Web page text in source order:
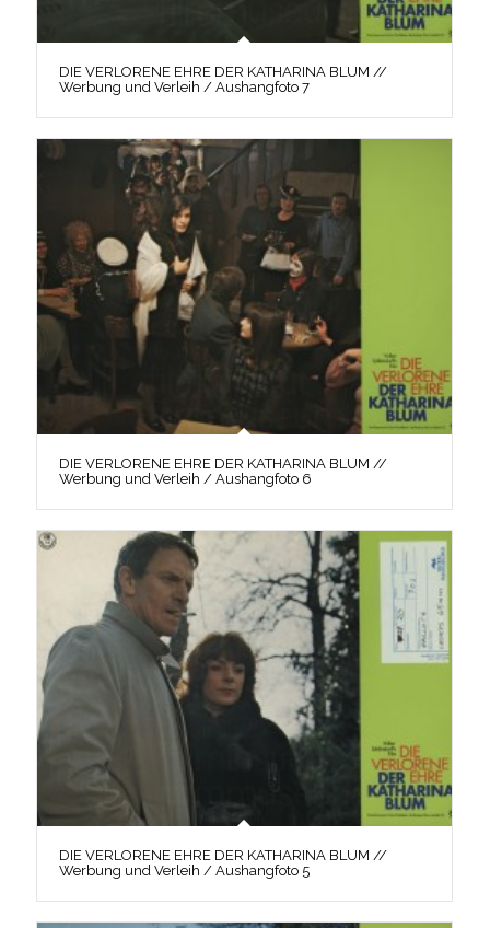
DIE VERLORENE EHRE DER KATHARINA BLUM //
Werbung und Verleih / Aushangfoto 7
DIE VERLORENE EHRE DER KATHARINA BLUM //
Werbung und Verleih / Aushangfoto 6
DIE VERLORENE EHRE DER KATHARINA BLUM //
Werbung und Verleih / Aushangfoto 5